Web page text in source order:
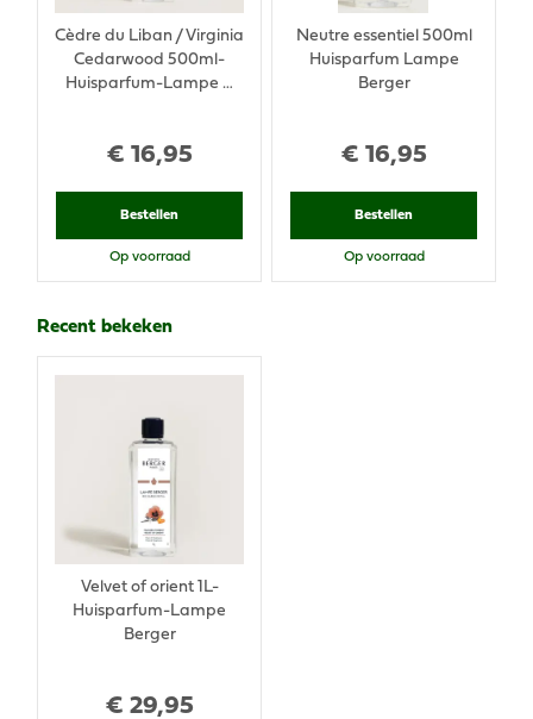
€ 16,95
Cèdre du Liban / Virginia
Cedarwood 500ml-
Huisparfum-Lampe …
Bestellen
Op voorraad
€ 16,95
Neutre essentiel 500ml
Huisparfum Lampe
Berger
Bestellen
Op voorraad
Recent bekeken
€ 29,95
Velvet of orient 1L-
Huisparfum-Lampe
Berger